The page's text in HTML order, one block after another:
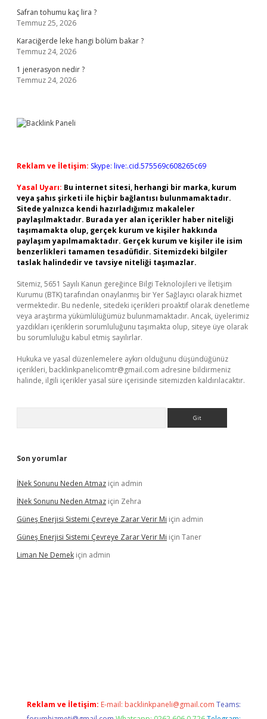
Safran tohumu kaç lira ?
Temmuz 25, 2026
Karaciğerde leke hangi bölüm bakar ?
Temmuz 24, 2026
1 jenerasyon nedir ?
Temmuz 24, 2026
Reklam ve İletişim: Skype: live:.cid.575569c608265c69
Yasal Uyarı: Bu internet sitesi, herhangi bir marka, kurum
veya şahıs şirketi ile hiçbir bağlantısı bulunmamaktadır.
Sitede yalnızca kendi hazırladığımız makaleler
paylaşılmaktadır. Burada yer alan içerikler haber niteliği
taşımamakta olup, gerçek kurum ve kişiler hakkında
paylaşım yapılmamaktadır. Gerçek kurum ve kişiler ile isim
benzerlikleri tamamen tesadüfidir. Sitemizdeki bilgiler
taslak halindedir ve tavsiye niteliği taşımazlar.
Sitemiz, 5651 Sayılı Kanun gereğince Bilgi Teknolojileri ve İletişim
Kurumu (BTK) tarafından onaylanmış bir Yer Sağlayıcı olarak hizmet
vermektedir. Bu nedenle, sitedeki içerikleri proaktif olarak denetleme
veya araştırma yükümlülüğümüz bulunmamaktadır. Ancak, üyelerimiz
yazdıkları içeriklerin sorumluluğunu taşımakta olup, siteye üye olarak
bu sorumluluğu kabul etmiş sayılırlar.
Hukuka ve yasal düzenlemelere aykırı olduğunu düşündüğünüz
içerikleri, backlinkpanelicomtr@gmail.com adresine bildirmeniz
halinde, ilgili içerikler yasal süre içerisinde sitemizden kaldırılacaktır.
Son yorumlar
İNek Sonunu Neden Atmaz için admin
İNek Sonunu Neden Atmaz için Zehra
Güneş Enerjisi Sistemi Çevreye Zarar Verir Mi için admin
Güneş Enerjisi Sistemi Çevreye Zarar Verir Mi için Taner
Liman Ne Demek için admin
Reklam ve İletişim: E-mail: backlinkpaneli@gmail.com Teams: